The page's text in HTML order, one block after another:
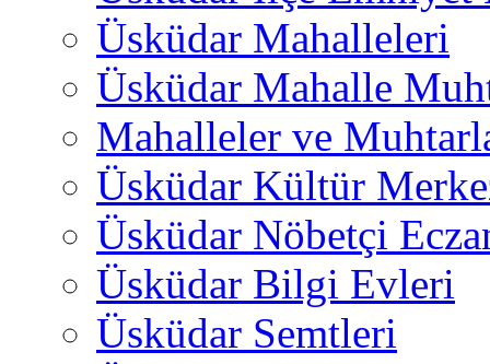
Üsküdar Mahalleleri
Üsküdar Mahalle
Mahalleler ve
Üsküdar Kültür
Üsküdar Nöbetçi
Üsküdar Bilgi Evleri
Üsküdar Semtleri